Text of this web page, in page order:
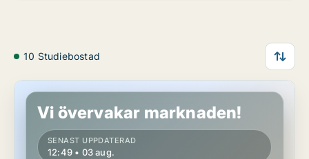
10 Studiebostad
Rum i Haparanda
Vi övervakar marknaden!
SENAST UPPDATERAD
12:49 • 03 aug.